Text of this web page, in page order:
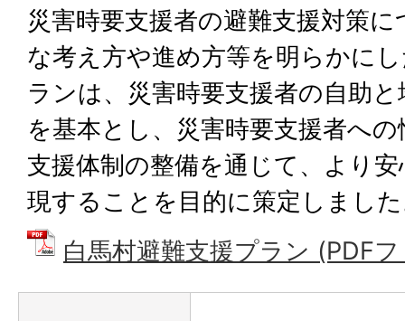
災害時要支援者の避難支援対策
な考え方や進め方等を明らかに
ランは、災害時要支援者の自助
を基本とし、災害時要支援者へ
支援体制の整備を通じて、より
現することを目的に策定しまし
白馬村避難支援プラン (PDF